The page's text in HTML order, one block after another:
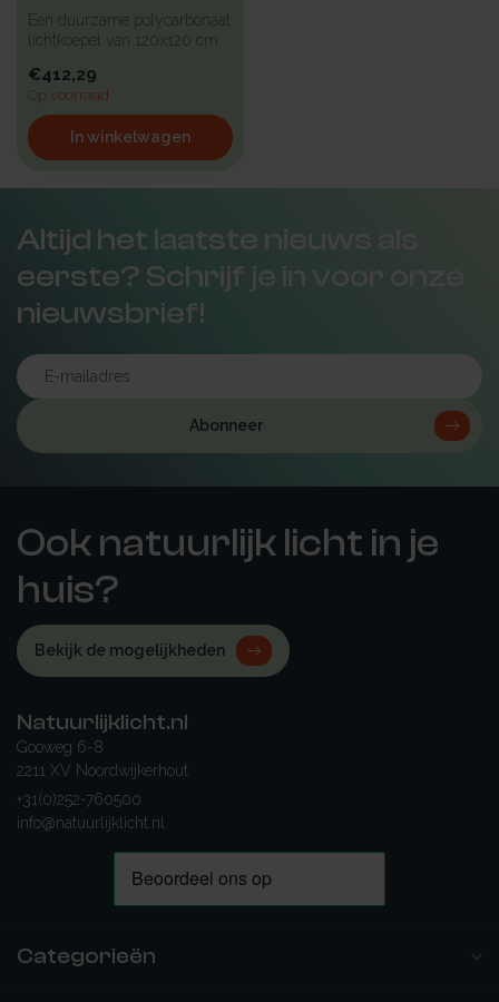
Een duurzame polycarbonaat
lichtkoepel van 120x120 cm
€412,29
Op voorraad
In winkelwagen
Altijd het laatste nieuws als
eerste? Schrijf je in voor onze
nieuwsbrief!
Abonneer
Ook natuurlijk licht in je
huis?
Bekijk de mogelijkheden
Natuurlijklicht.nl
Gooweg 6-8
2211 XV Noordwijkerhout
+31(0)252-760500
info@natuurlijklicht.nl
Categorieën